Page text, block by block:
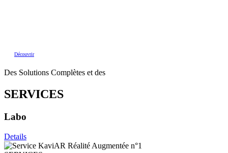
Découvrir
Des Solutions Complètes et des
SERVICES
Labo
Details